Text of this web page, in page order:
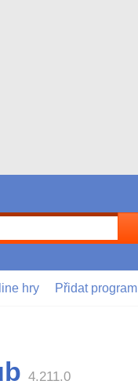
hry Přidat program
4.211.0